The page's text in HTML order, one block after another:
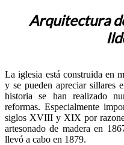
Arquitectura
La iglesia está construida en
y se pueden apreciar sillares
historia se han realizado
reformas. Especialmente
siglos XVIII y XIX por
artesonado de madera en
llevó a cabo en 1879.